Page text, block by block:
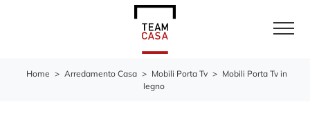
Home > Arredamento Casa > Mobili Porta Tv > Mobili Porta Tv in
legno